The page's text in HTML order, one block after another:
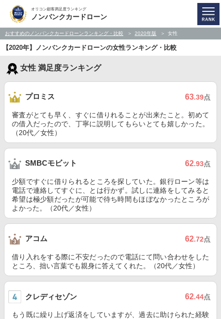
オリコン顧客満足度ランキング
ノンバンクカードローン
おすすめのノンバンクカードローンランキング・比較 2020年版 女性
【2020年】ノンバンクカードローンの女性ランキング・比較
女性 満足度ランキング
プロミス 63.39点
審査がとても早く、すぐに借りれることが出来たこと。初めて
の借入だったので、丁寧に説明してもらいとても嬉しかった。
（20代／女性）
SMBCモビット 62.93点
少額ですぐに借りられるところを探していた。銀行ローン等は
電話で連絡してすぐに、とは行かず。試しに連絡をしてみると
希望は極少額だったが可能で待ち時間もほぼなかったところが
よかった。（20代／女性）
アコム 62.72点
借り入れをする際に不安だったので電話にて問い合わせをした
ところ、拙い言葉でも親身に答えてくれた。（20代／女性）
クレディセゾン 62.44点
もう既に繰り上げ返済をしていますが、過去に助けられた経験